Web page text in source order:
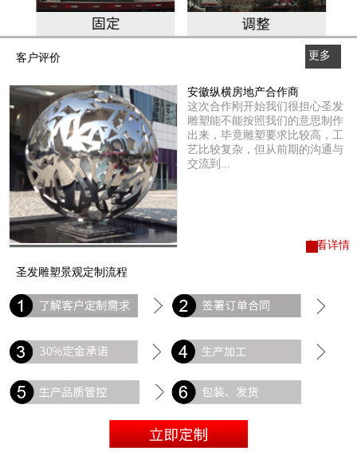
客户评价
更多
查看详情
安徽纵横房地产合作商
这次合作刚开始我们很担心圣发
雕塑能不能按照我们的意思制作
出来，毕竟雕塑要求比较高，工
艺比较复杂，但从前期的沟通与
交流到...
圣发雕塑景观定制流程